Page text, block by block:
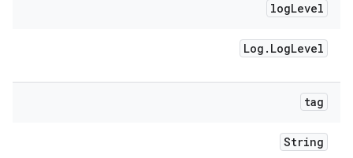
logLevel
Log . LogLevel
tag
String